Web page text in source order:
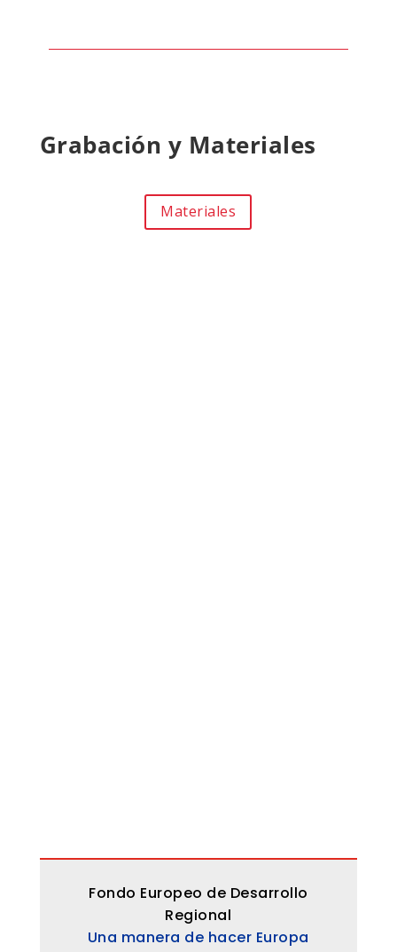
Grabación y Materiales
Materiales
Fondo Europeo de Desarrollo
Regional
Una manera de hacer Europa